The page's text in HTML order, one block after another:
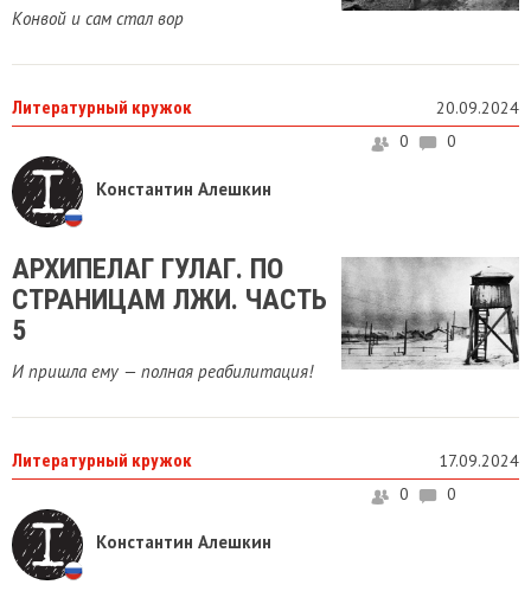
Конвой и сам стал вор
Литературный кружок 20.09.2024
Константин Алешкин
0 0
АРХИПЕЛАГ ГУЛАГ. ПО
СТРАНИЦАМ ЛЖИ. ЧАСТЬ
5
И пришла ему — полная реабилитация!
Литературный кружок 17.09.2024
Константин Алешкин
0 0